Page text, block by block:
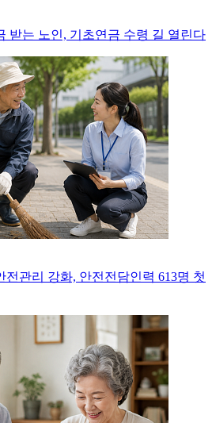
받는 노인, 기초연금 수령 길 열린다
전관리 강화, 안전전담인력 613명 첫